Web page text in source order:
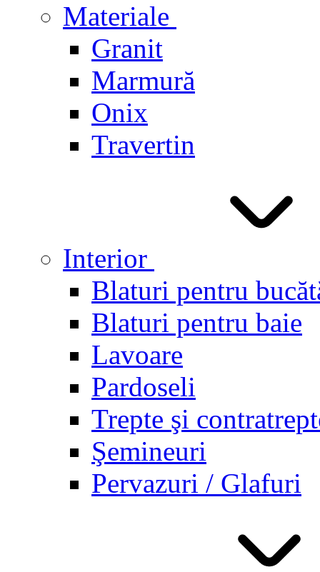
Materiale
Granit
Marmură
Onix
Travertin
Interior
Blaturi pentru
Blaturi pentru baie
Lavoare
Pardoseli
Trepte şi
Şemineuri
Pervazuri / Glafuri